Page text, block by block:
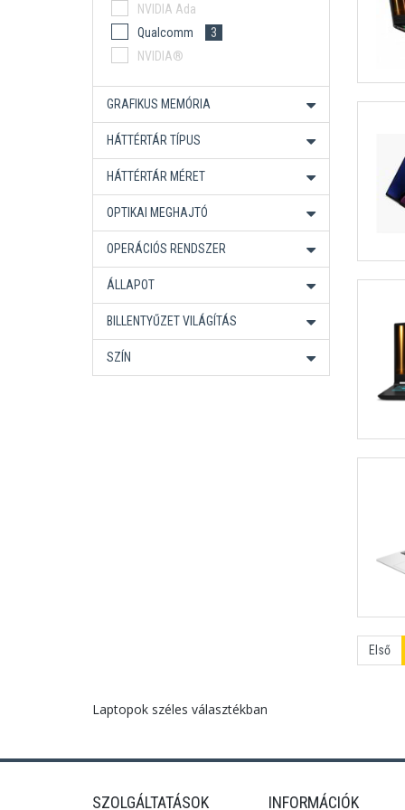
Snapdragon X
AMD Ryzen AI 9 HX Pro
Ryzen AI Max+ Pro
Intel Core Ultra X7
NVIDIA Ada
Qualcomm
3
NVIDIA®
GRAFIKUS MEMÓRIA
HÁTTÉRTÁR TÍPUS
HÁTTÉRTÁR MÉRET
OPTIKAI MEGHAJTÓ
OPERÁCIÓS RENDSZER
ÁLLAPOT
BILLENTYŰZET VILÁGÍTÁS
SZÍN
Első
Laptopok széles választékban
SZOLGÁLTATÁSOK INFORMÁCIÓK